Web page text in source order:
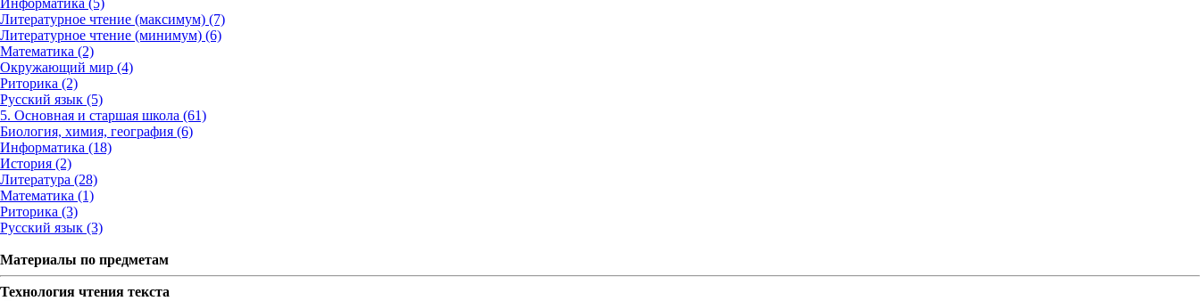
Информатика (5)
Литературное чтение (максимум) (7)
Литературное чтение (минимум) (6)
Математика (2)
Окружающий мир (4)
Риторика (2)
Русский язык (5)
5. Основная и старшая школа (61)
Биология, химия, география (6)
Информатика (18)
История (2)
Литература (28)
Математика (1)
Риторика (3)
Русский язык (3)
Материалы по предметам
Технология чтения текста